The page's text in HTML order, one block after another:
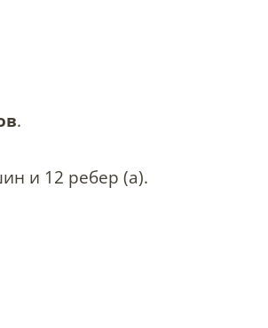
.
и 12 ребер (a).